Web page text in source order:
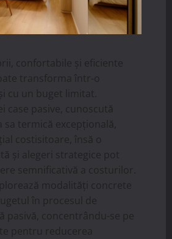
confortabile și eficiente
transforma într-o
cu un buget limitat.
case pasive, cunoscută
sa termică excepțională,
costisitoare, însă o
și alegeri strategice pot
semnificativă a costurilor.
modalități concrete
în procesul de
pasivă, concentrându-se pe
pentru reducerea